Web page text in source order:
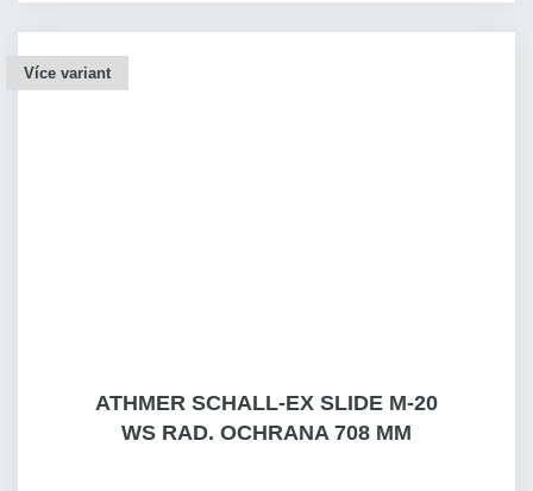
Více variant
ATHMER SCHALL-EX SLIDE M-20
WS RAD. OCHRANA 708 MM